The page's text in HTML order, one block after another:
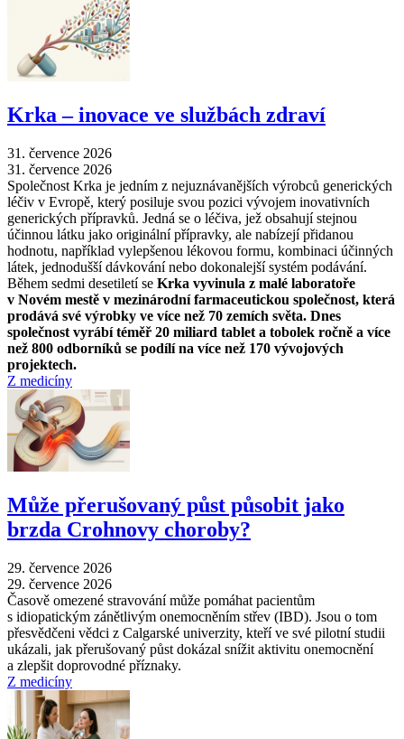
Krka –⁠ inovace ve službách zdraví
31. července 2026
31. července 2026
Společnost Krka je jedním z nejuznávanějších výrobců generických
léčiv v Evropě, který posiluje svou pozici vývojem inovativních
generických přípravků. Jedná se o léčiva, jež obsahují stejnou
účinnou látku jako originální přípravky, ale nabízejí přidanou
hodnotu, například vylepšenou lékovou formu, kombinaci účinných
látek, jednodušší dávkování nebo dokonalejší systém podávání.
Během sedmi desetiletí se Krka vyvinula z malé laboratoře
v Novém mestě v mezinárodní farmaceutickou společnost, která
prodává své výrobky ve více než 70 zemích světa. Dnes
společnost vyrábí téměř 20 miliard tablet a tobolek ročně a více
než 800 odborníků se podílí na více než 170 vývojových
projektech.
Z medicíny
Může přerušovaný půst působit jako
brzda Crohnovy choroby?
29. července 2026
29. července 2026
Časově omezené stravování může pomáhat pacientům
s idiopatickým zánětlivým onemocněním střev (IBD). Jsou o tom
přesvědčeni vědci z Calgarské univerzity, kteří ve své pilotní studii
ukázali, jak přerušovaný půst dokázal snížit aktivitu onemocnění
a zlepšit doprovodné příznaky.
Z medicíny